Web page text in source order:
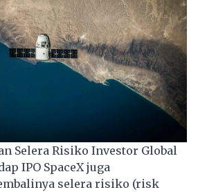
Selera Risiko Investor Global
IPO SpaceX juga
selera risiko (risk